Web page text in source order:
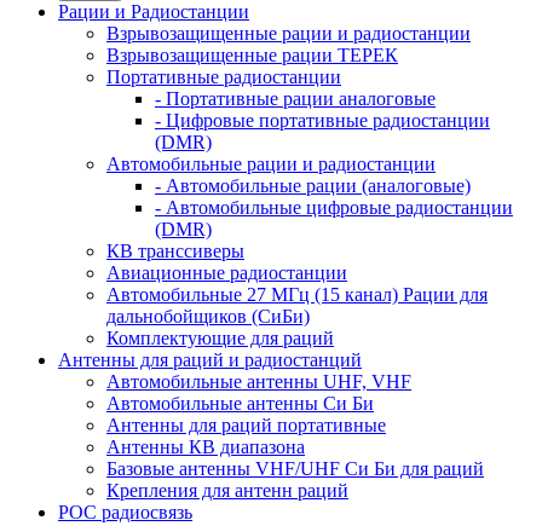
Рации и Радиостанции
Взрывозащищенные рации и радиостанции
Взрывозащищенные рации ТЕРЕК
Портативные радиостанции
- Портативные рации аналоговые
- Цифровые портативные радиостанции
(DMR)
Автомобильные рации и радиостанции
- Автомобильные рации (аналоговые)
- Автомобильные цифровые радиостанции
(DMR)
КВ транссиверы
Авиационные радиостанции
Автомобильные 27 МГц (15 канал) Рации для
дальнобойщиков (СиБи)
Комплектующие для раций
Антенны для раций и радиостанций
Автомобильные антенны UHF, VHF
Автомобильные антенны Си Би
Антенны для раций портативные
Антенны КВ диапазона
Базовые антенны VHF/UHF Си Би для раций
Крепления для антенн раций
POC радиосвязь